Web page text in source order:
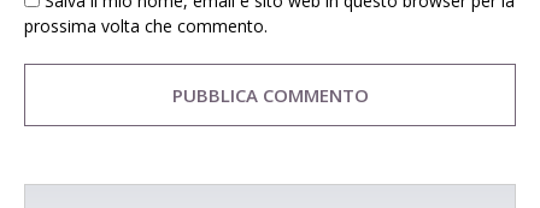
prossima volta che commento.